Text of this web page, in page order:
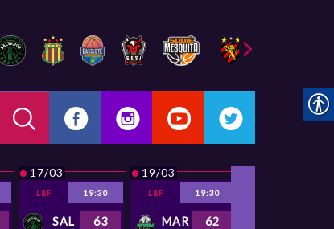
17/03
LBF 19:30
SAL 63
19/03
LBF 19:30
MAR 62